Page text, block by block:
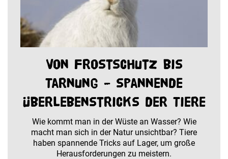
Von Frostschutz bis
Tarnung – spannende
Überlebenstricks der Tiere
Wie kommt man in der Wüste an Wasser? Wie
macht man sich in der Natur unsichtbar? Tiere
haben spannende Tricks auf Lager, um große
Herausforderungen zu meistern.